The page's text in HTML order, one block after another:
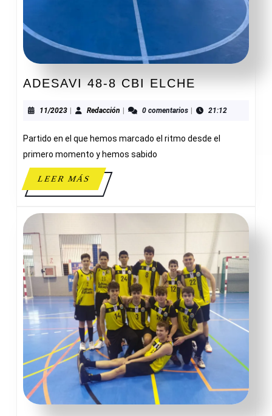
ADESAVI 48-8 CBI ELCHE
8
ELCHE
11/202311/2023Redacción Redacción0 comentarios 21:12
Partido en el que hemos marcado el ritmo desde el
primero momento y hemos sabido
LEER MÁSLEER
MÁS